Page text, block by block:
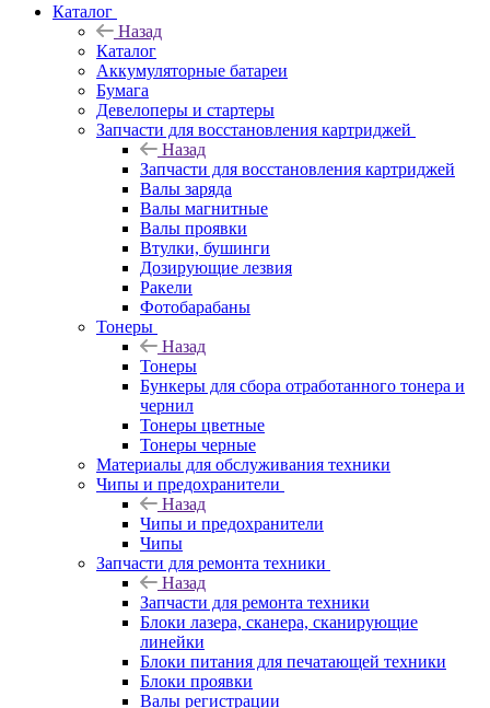
Каталог
Назад
Каталог
Аккумуляторные батареи
Бумага
Девелоперы и стартеры
Запчасти для восстановления картриджей
Назад
Запчасти для восстановления картриджей
Валы заряда
Валы магнитные
Валы проявки
Втулки, бушинги
Дозирующие лезвия
Ракели
Фотобарабаны
Тонеры
Назад
Тонеры
Бункеры для сбора отработанного тонера и
чернил
Тонеры цветные
Тонеры черные
Материалы для обслуживания техники
Чипы и предохранители
Назад
Чипы и предохранители
Чипы
Запчасти для ремонта техники
Назад
Запчасти для ремонта техники
Блоки лазера, сканера, сканирующие
линейки
Блоки питания для печатающей техники
Блоки проявки
Валы регистрации